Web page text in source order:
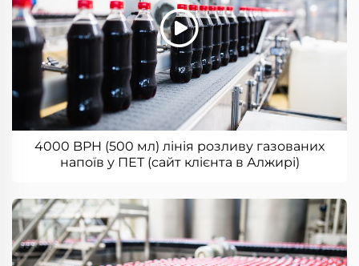
4000 BPH (500 мл) лінія розливу газованих
напоїв у ПЕТ (сайт клієнта в Алжирі)